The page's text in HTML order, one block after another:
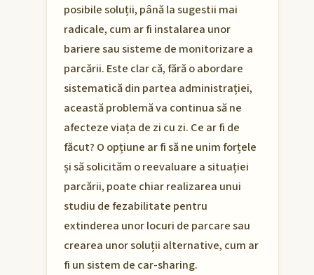
posibile soluții, până la sugestii mai
radicale, cum ar fi instalarea unor
bariere sau sisteme de monitorizare a
parcării. Este clar că, fără o abordare
sistematică din partea administrației,
această problemă va continua să ne
afecteze viața de zi cu zi. Ce ar fi de
făcut? O opțiune ar fi să ne unim forțele
și să solicităm o reevaluare a situației
parcării, poate chiar realizarea unui
studiu de fezabilitate pentru
extinderea unor locuri de parcare sau
crearea unor soluții alternative, cum ar
fi un sistem de car-sharing.